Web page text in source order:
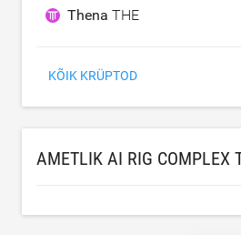
Thena THE
KÕIK KRÜPTOD
AMETLIK AI RIG COMPLEX